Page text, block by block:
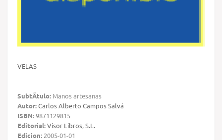
VELAS
SubtÃ­tulo: Manos artesanas
Autor:Carlos Alberto Campos Salvá
ISBN:9871129815
Editorial:Visor Libros, S.L.
Edicion: 2005-01-01